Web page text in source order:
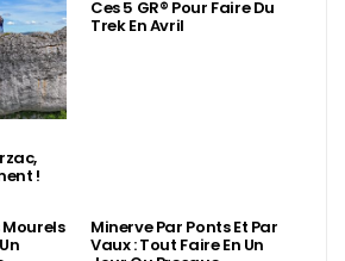
!
Ces 5 GR® Pour Faire Du
Trek En Avril
Minerve Par Ponts Et Par
Vaux : Tout Faire En Un